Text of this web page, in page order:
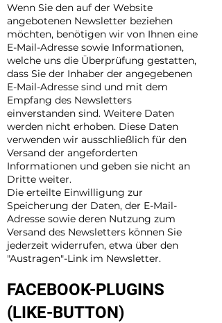
Wenn Sie den auf der Website
angebotenen Newsletter beziehen
möchten, benötigen wir von Ihnen eine
E-Mail-Adresse sowie Informationen,
welche uns die Überprüfung gestatten,
dass Sie der Inhaber der angegebenen
E-Mail-Adresse sind und mit dem
Empfang des Newsletters
einverstanden sind. Weitere Daten
werden nicht erhoben. Diese Daten
verwenden wir ausschließlich für den
Versand der angeforderten
Informationen und geben sie nicht an
Dritte weiter.
Die erteilte Einwilligung zur
Speicherung der Daten, der E-Mail-
Adresse sowie deren Nutzung zum
Versand des Newsletters können Sie
jederzeit widerrufen, etwa über den
"Austragen"-Link im Newsletter.
FACEBOOK-PLUGINS
(LIKE-BUTTON)